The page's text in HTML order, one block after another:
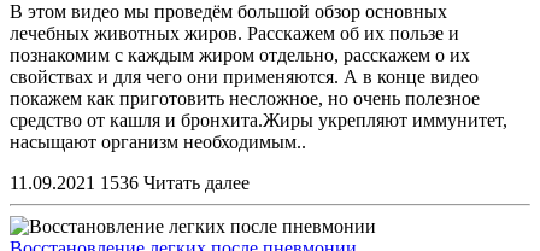
В этом видео мы проведём большой обзор основных
лечебных животных жиров. Расскажем об их пользе и
познакомим с каждым жиром отдельно, расскажем о их
свойствах и для чего они применяются. А в конце видео
покажем как приготовить несложное, но очень полезное
средство от кашля и бронхита.Жиры укрепляют иммунитет,
насыщают организм необходимым..
11.09.2021 1536 Читать далее